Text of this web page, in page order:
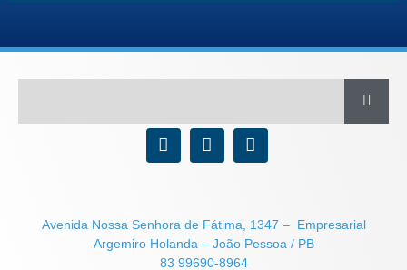
Avenida Nossa Senhora de Fátima, 1347 – Empresarial
Argemiro Holanda – João Pessoa / PB
83 99690-8964